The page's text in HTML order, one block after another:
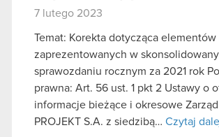
7 lutego 2023
Temat: Korekta dotycząca
zaprezentowanych w
sprawozdaniu rocznym za 2021 rok
prawna: Art. 56 ust. 1 pkt 2 Ustawy o
informacje bieżące i okresowe
PROJEKT S.A. z siedzibą… Czytaj